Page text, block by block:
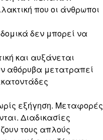
που οι άνθρωποι
δεν μπορεί να
και αυξάνεται
αθόρυβα μετατραπεί
εξήγηση. Μεταφορές
Διαδικασίες
τους απλούς